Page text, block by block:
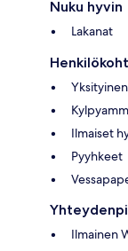
Nuku hyvin
Lakanat
Ilmaiset
Pyyhkeet
Ilmainen